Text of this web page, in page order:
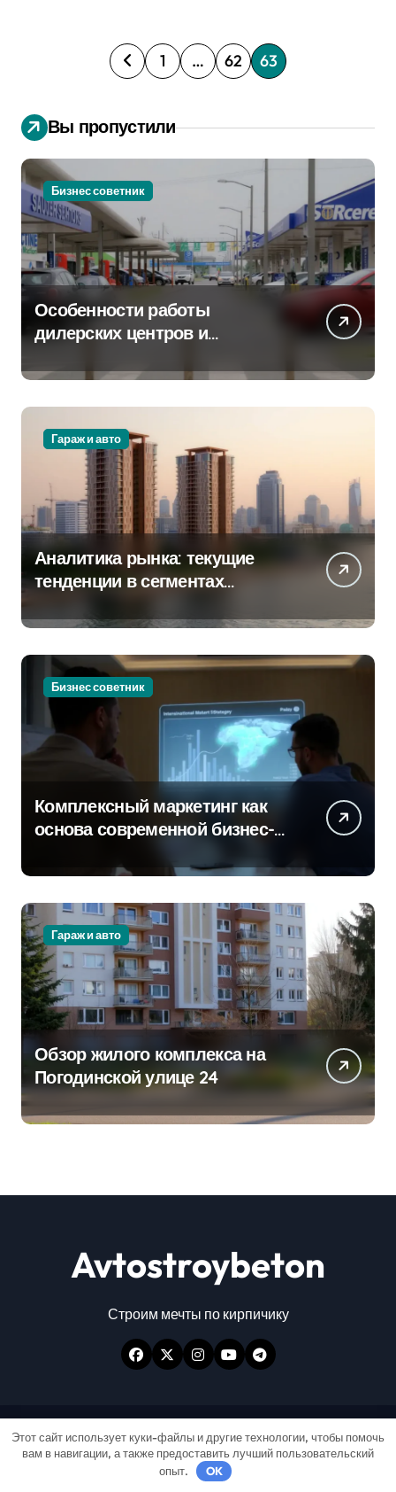
П
г
и
н
а
ц
и
я
з
а
п
и
с
е
1 … 62 63
Вы пропустили
Бизнес советник
Особенности работы
дилерских центров и
крупных проспектах
Гараж и авто
Аналитика рынка: текущие
тенденции в сегментах
Бизнес советник
Комплексный маркетинг как
основа современной бизнес-
Гараж и авто
Обзор жилого комплекса на
Погодинской улице 24
Avtostroybeton
Строим мечты по кирпичику
Авторские права © Все права защищены|
NewspaperupотThemeansar.
Этот сайт использует куки-файлы и другие технологии, чтобы помочь
вам в навигации, а также предоставить лучший пользовательский
опыт.
OK